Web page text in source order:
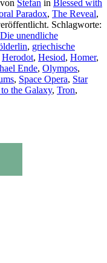
von Stefan in Blessed with
Paradox, The Reveal,
Schlagworte:
Die unendliche
, griechische
Herodot, Hesiod, Homer,
Ende, Olympos,
, Space Opera, Star
the Galaxy, Tron,